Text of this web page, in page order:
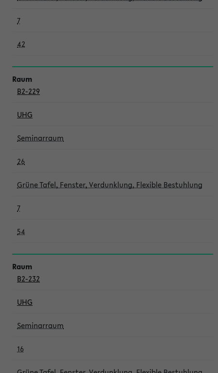
7
42
B2-229
UHG
Seminarraum
26
Grüne Tafel, Fenster, Verdunklung, Flexible Bestuhlung
7
54
B2-232
UHG
Seminarraum
16